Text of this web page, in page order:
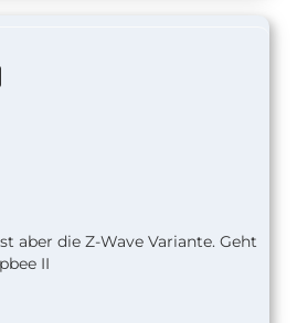
aber die Z-Wave Variante. Geht
II